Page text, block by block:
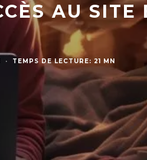
AU SITE
· TEMPS DE LECTURE: 21 MN